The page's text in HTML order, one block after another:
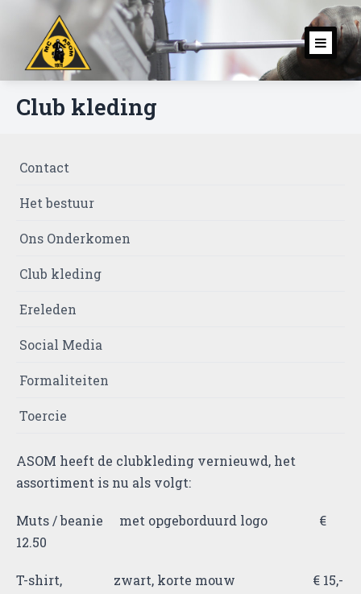
Club kleding
Contact
Het bestuur
Ons Onderkomen
Club kleding
Ereleden
Social Media
Formaliteiten
Toercie
ASOM heeft de clubkleding vernieuwd, het
assortiment is nu als volgt:
Muts / beanie met opgeborduurd logo €
12.50
T-shirt, zwart, korte mouw € 15,-